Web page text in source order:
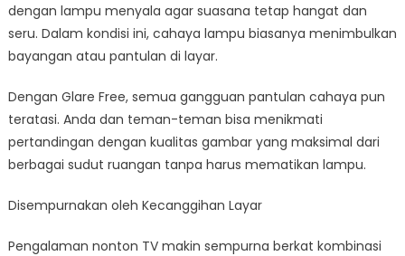
dengan lampu menyala agar suasana tetap hangat dan
seru. Dalam kondisi ini, cahaya lampu biasanya menimbulkan
bayangan atau pantulan di layar.
Dengan Glare Free, semua gangguan pantulan cahaya pun
teratasi. Anda dan teman-teman bisa menikmati
pertandingan dengan kualitas gambar yang maksimal dari
berbagai sudut ruangan tanpa harus mematikan lampu.
Disempurnakan oleh Kecanggihan Layar
Pengalaman nonton TV makin sempurna berkat kombinasi